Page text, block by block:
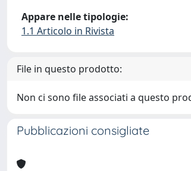
Appare nelle tipologie:
1.1 Articolo in Rivista
File in questo prodotto:
Non ci sono file associati a questo
Pubblicazioni consigliate